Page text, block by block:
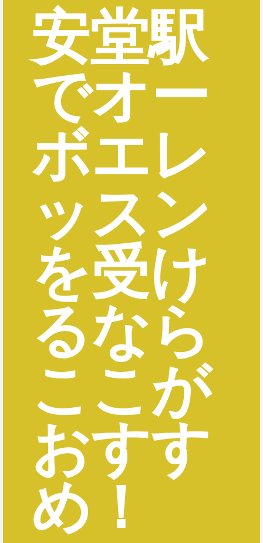
安堂駅
でオー
ボエレ
ッスン
を受け
るなら
ここが
おすす
め！